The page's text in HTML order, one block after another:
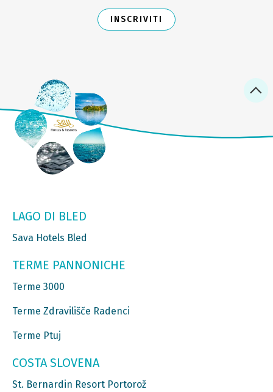
INSCRIVITI
LAGO DI BLED
Sava Hotels Bled
TERME PANNONICHE
Terme 3000
Terme Zdravilišče Radenci
Terme Ptuj
COSTA SLOVENA
St. Bernardin Resort Portorož